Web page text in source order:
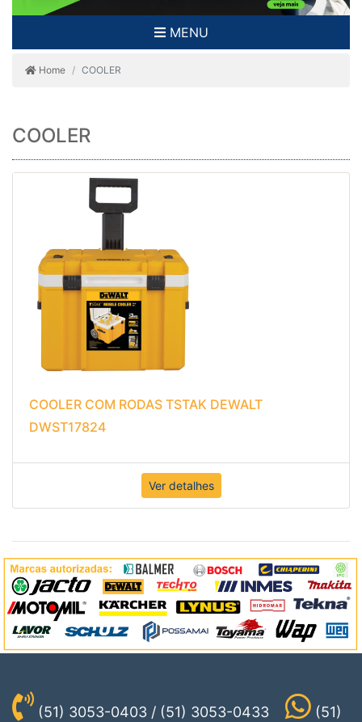
MENU
Home COOLER
COOLER
COOLER COM RODAS TSTAK DEWALT
DWST17824
Ver detalhes
(51) 3053-0403 / (51) 3053-0433 (51)